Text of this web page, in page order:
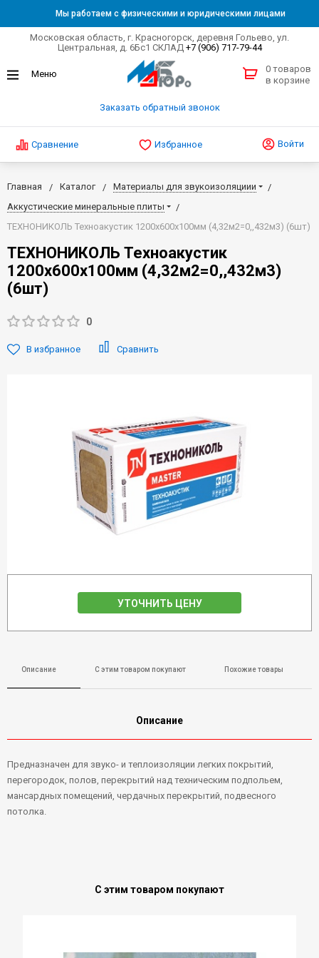
Мы работаем с физическими и юридическими лицами
Московская область, г. Красногорск, деревня Гольево, ул.
Центральная, д. 6Бс1 СКЛАД +7 (906) 717-79-44
Заказать обратный звонок
0 товаров
в корзине
Сравнение Избранное Войти
Главная Каталог
Материалы для звукоизоляциии
Аккустические минеральные плиты
ТЕХНОНИКОЛЬ Техноакустик 1200х600х100мм (4,32м2=0,,432м3) (6шт)
ТЕХНОНИКОЛЬ Техноакустик
1200х600х100мм (4,32м2=0,,432м3)
(6шт)
0
В избранное Сравнить
УТОЧНИТЬ ЦЕНУ
Описание С этим товаром покупают Похожие товары
Описание
Предназначен для звуко- и теплоизоляции легких покрытий,
перегородок, полов, перекрытий над техническим подпольем,
мансардных помещений, чердачных перекрытий, подвесного
потолка.
С этим товаром покупают